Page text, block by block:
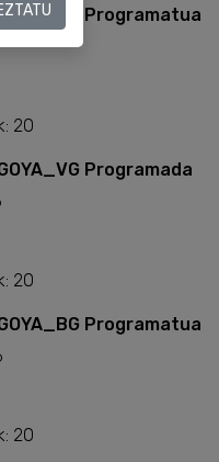
Programatua
20
Programada
20
Programatua
20